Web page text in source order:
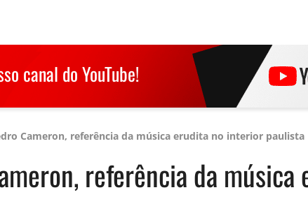
canal do YouTube!
Cameron, referência da música erudita no interior paulista
referência da